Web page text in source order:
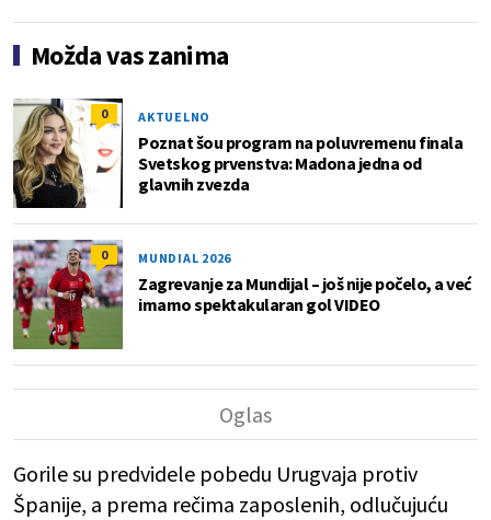
Možda vas zanima
0 AKTUELNO
Poznat šou program na poluvremenu finala
Svetskog prvenstva: Madona jedna od
glavnih zvezda
0 MUNDIAL 2026
Zagrevanje za Mundijal – još nije počelo, a već
imamo spektakularan gol VIDEO
Gorile su predvidele pobedu Urugvaja protiv
Španije, a prema rečima zaposlenih, odlučujuću